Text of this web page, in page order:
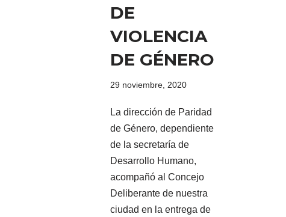
DE
VIOLENCIA
DE GÉNERO
29 noviembre, 2020
La dirección de Paridad
de Género, dependiente
de la secretaría de
Desarrollo Humano,
acompañó al Concejo
Deliberante de nuestra
ciudad en la entrega de